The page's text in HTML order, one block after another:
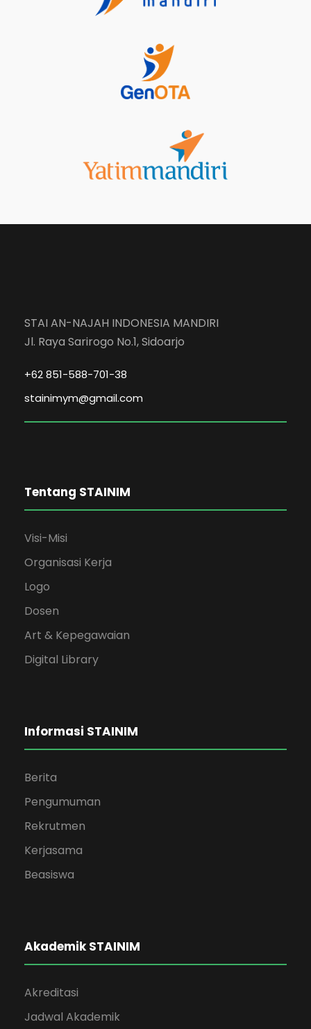
STAI AN-NAJAH INDONESIA MANDIRI
Jl. Raya Sarirogo No.1, Sidoarjo
+62 851-588-701-38
stainimym@gmail.com
Tentang STAINIM
Visi-Misi
Organisasi Kerja
Logo
Dosen
Art & Kepegawaian
Digital Library
Informasi STAINIM
Berita
Pengumuman
Rekrutmen
Kerjasama
Beasiswa
Akademik STAINIM
Akreditasi
Jadwal Akademik